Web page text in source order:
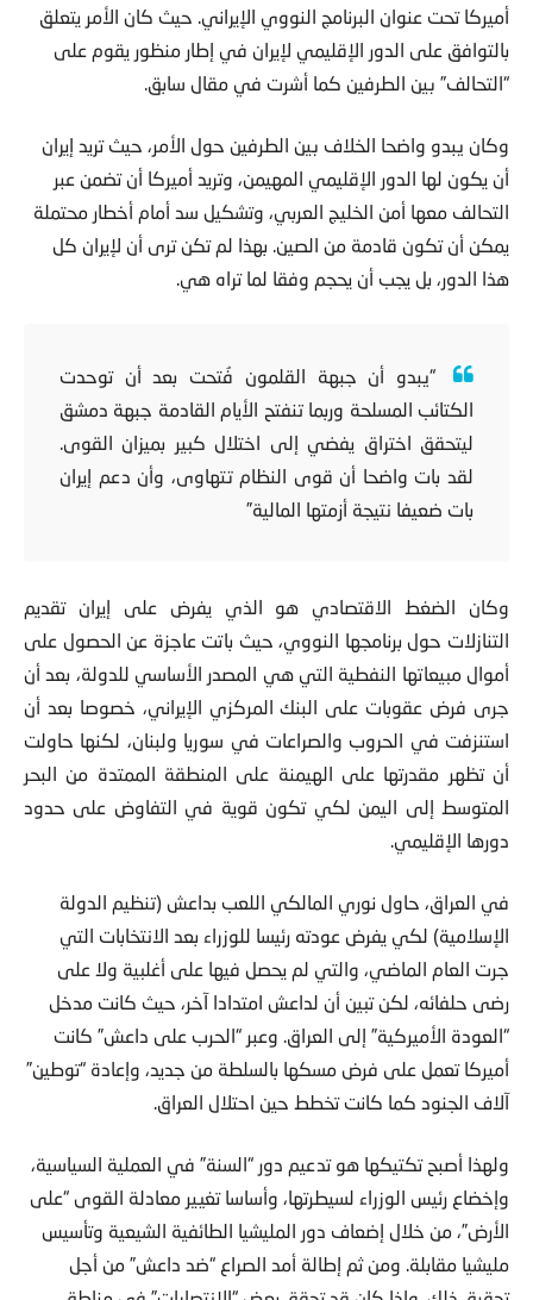
أميركا تحت عنوان البرنامج النووي الإيراني. حيث كان الأمر يتعلق
بالتوافق على الدور الإقليمي لإيران في إطار منظور يقوم على
“التحالف” بين الطرفين كما أشرت في مقال سابق.
وكان يبدو واضحا الخلاف بين الطرفين حول الأمر، حيث تريد إيران
أن يكون لها الدور الإقليمي المهيمن، وتريد أميركا أن تضمن عبر
التحالف معها أمن الخليج العربي، وتشكيل سد أمام أخطار محتملة
يمكن أن تكون قادمة من الصين. بهذا لم تكن ترى أن لإيران كل
هذا الدور، بل يجب أن يحجم وفقا لما تراه هي.
“يبدو أن جبهة القلمون فُتحت بعد أن توحدت
الكتائب المسلحة وربما تنفتح الأيام القادمة جبهة دمشق
ليتحقق اختراق يفضي إلى اختلال كبير بميزان القوى.
لقد بات واضحا أن قوى النظام تتهاوى، وأن دعم إيران
بات ضعيفا نتيجة أزمتها المالية”
وكان الضغط الاقتصادي هو الذي يفرض على إيران تقديم
التنازلات حول برنامجها النووي، حيث باتت عاجزة عن الحصول على
أموال مبيعاتها النفطية التي هي المصدر الأساسي للدولة، بعد أن
جرى فرض عقوبات على البنك المركزي الإيراني، خصوصا بعد أن
استنزفت في الحروب والصراعات في سوريا ولبنان، لكنها حاولت
أن تظهر مقدرتها على الهيمنة على المنطقة الممتدة من البحر
المتوسط إلى اليمن لكي تكون قوية في التفاوض على حدود
دورها الإقليمي.
في العراق، حاول نوري المالكي اللعب بداعش (تنظيم الدولة
الإسلامية) لكي يفرض عودته رئيسا للوزراء بعد الانتخابات التي
جرت العام الماضي، والتي لم يحصل فيها على أغلبية ولا على
رضى حلفائه، لكن تبين أن لداعش امتدادا آخر، حيث كانت مدخل
“العودة الأميركية” إلى العراق. وعبر “الحرب على داعش” كانت
أميركا تعمل على فرض مسكها بالسلطة من جديد، وإعادة “توطين”
آلاف الجنود كما كانت تخطط حين احتلال العراق.
ولهذا أصبح تكتيكها هو تدعيم دور “السنة” في العملية السياسية،
وإخضاع رئيس الوزراء لسيطرتها، وأساسا تغيير معادلة القوى “على
الأرض”، من خلال إضعاف دور المليشيا الطائفية الشيعية وتأسيس
مليشيا مقابلة. ومن ثم إطالة أمد الصراع “ضد داعش” من أجل